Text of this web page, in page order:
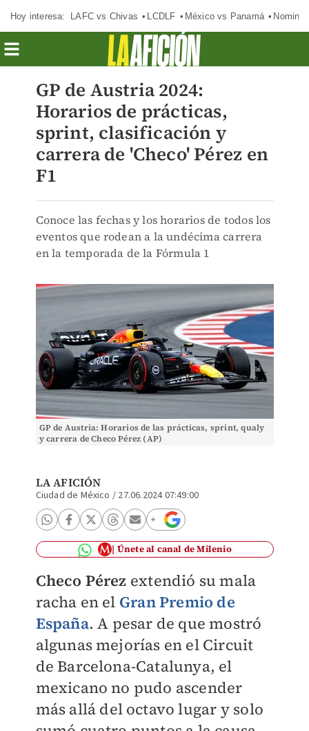
Hoy interesa: LAFC vs Chivas LCDLF México vs Panamá
GP de Austria 2024:
Horarios de prácticas,
sprint, clasificación y
carrera de 'Checo' Pérez en
F1
Conoce las fechas y los horarios de todos los
eventos que rodean a la undécima carrera
en la temporada de la Fórmula 1
GP de Austria: Horarios de las prácticas, sprint, qualy
y carrera de Checo Pérez (AP)
LA AFICIÓN
Ciudad de México / 27.06.2024 07:49:00
Únete al canal de Milenio
Checo Pérez extendió su mala
racha en el Gran Premio de
España. A pesar de que mostró
algunas mejorías en el Circuit
de Barcelona-Catalunya, el
mexicano no pudo ascender
más allá del octavo lugar y solo